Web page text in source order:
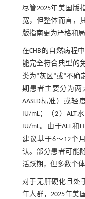
尽管2025年美国版
宽，但整体而言，
版指南更为严格和局
在CHB的自然病程
能完全符合典型的
类为“灰区”或“不确
期患者主要分为两
AASLD标准）或轻
IU/mL；（2）ALT
IU/mL。由于ALT和
建议基于6～12个
认。部分患者可能
活跃期，但多数个
对于无肝硬化且处
年人群，2025年美